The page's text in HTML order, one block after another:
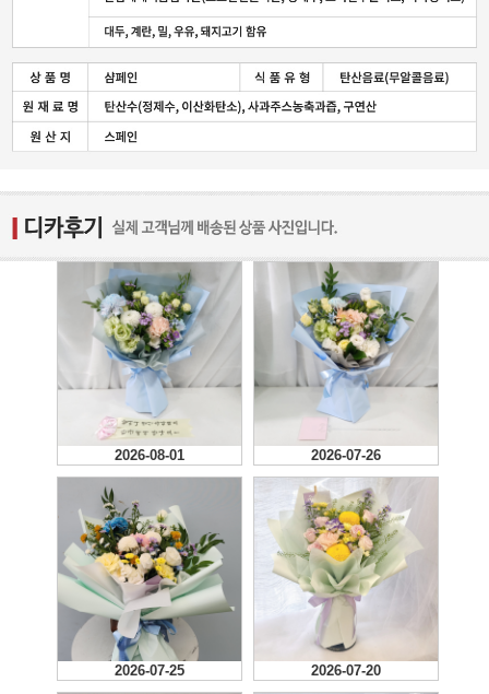
2026-08-01 2026-07-26
2026-07-25 2026-07-20